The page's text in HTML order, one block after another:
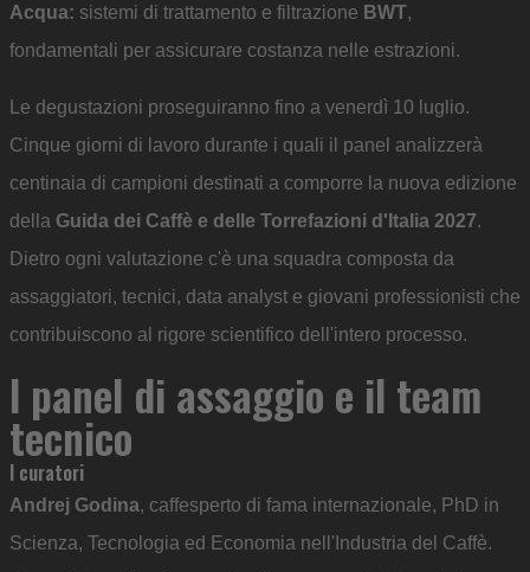
Acqua: sistemi di trattamento e filtrazione BWT,
fondamentali per assicurare costanza nelle estrazioni.
Le degustazioni proseguiranno fino a venerdì 10 luglio.
Cinque giorni di lavoro durante i quali il panel analizzerà
centinaia di campioni destinati a comporre la nuova edizione
della Guida dei Caffè e delle Torrefazioni d'Italia 2027.
Dietro ogni valutazione c'è una squadra composta da
assaggiatori, tecnici, data analyst e giovani professionisti che
contribuiscono al rigore scientifico dell'intero processo.
l panel di assaggio e il team
tecnico
I curatori
Andrej Godina, caffesperto di fama internazionale, PhD in
Scienza, Tecnologia ed Economia nell'Industria del Caffè.